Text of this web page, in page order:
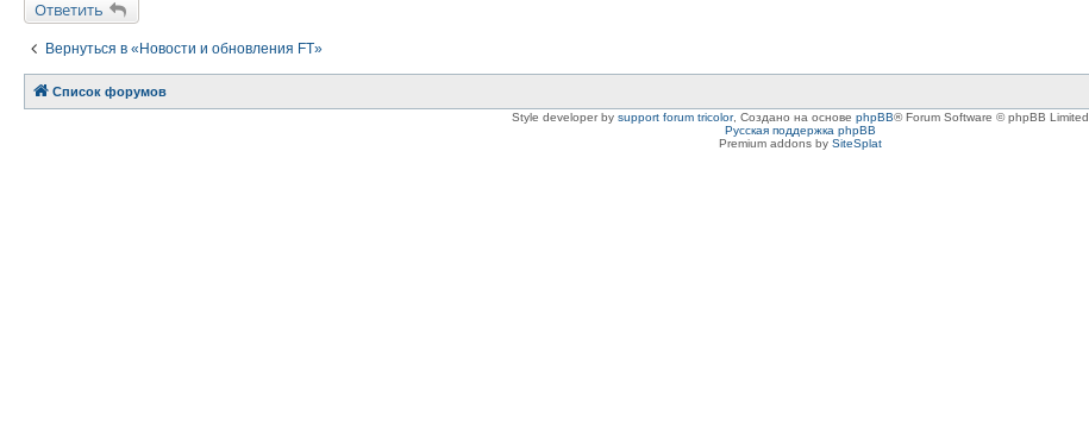
Ответить
Вернуться в «Новости и обновления FT»
Список форумов
Style developer by support forum tricolor, Создано на основе phpBB® Forum Software © phpBB Limited
Русская поддержка phpBB
Premium addons by SiteSplat